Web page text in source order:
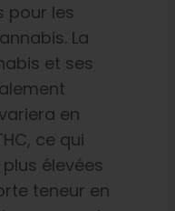
pour les
La
et ses
en
ce qui
élevées
teneur en